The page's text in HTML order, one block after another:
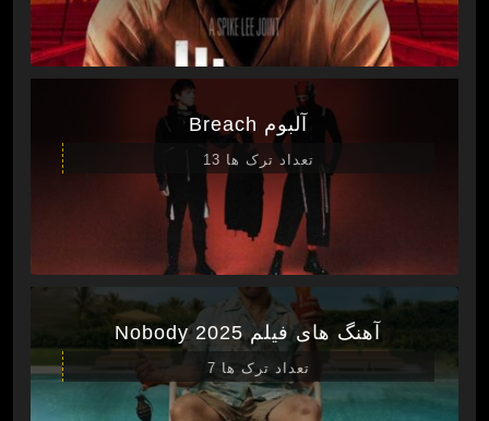
آلبوم Breach
تعداد ترک ها 13
آهنگ های فیلم Nobody 2025
تعداد ترک ها 7